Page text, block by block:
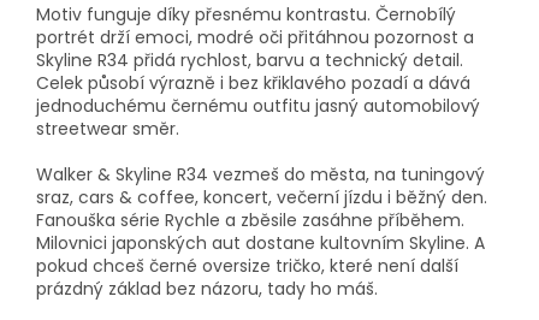
Motiv funguje díky přesnému kontrastu. Černobílý
portrét drží emoci, modré oči přitáhnou pozornost a
Skyline R34 přidá rychlost, barvu a technický detail.
Celek působí výrazně i bez křiklavého pozadí a dává
jednoduchému černému outfitu jasný automobilový
streetwear směr.
Walker & Skyline R34 vezmeš do města, na tuningový
sraz, cars & coffee, koncert, večerní jízdu i běžný den.
Fanouška série Rychle a zběsile zasáhne příběhem.
Milovnici japonských aut dostane kultovním Skyline. A
pokud chceš černé oversize tričko, které není další
prázdný základ bez názoru, tady ho máš.